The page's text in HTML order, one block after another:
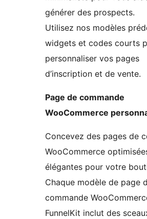
générer des prospects.
Utilisez nos modèles
widgets et codes courts
personnaliser vos pages
d’inscription et de vente.
Page de commande
WooCommerce
Concevez des pages de
WooCommerce
élégantes pour votre
Chaque modèle de page
commande
FunnelKit inclut des